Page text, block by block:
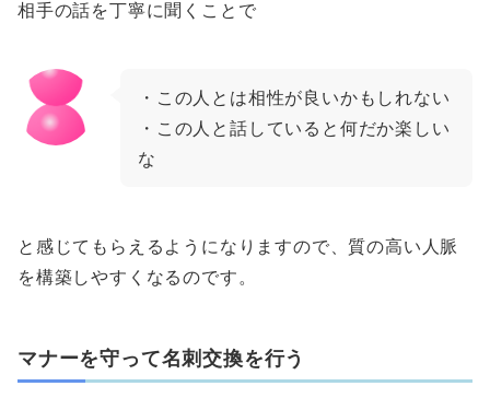
相手の話を丁寧に聞くことで
・この人とは相性が良いかもしれない
・この人と話していると何だか楽しい
な
と感じてもらえるようになりますので、質の高い人脈
を構築しやすくなるのです。
マナーを守って名刺交換を行う